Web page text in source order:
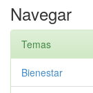
Navegar
Temas
Bienestar